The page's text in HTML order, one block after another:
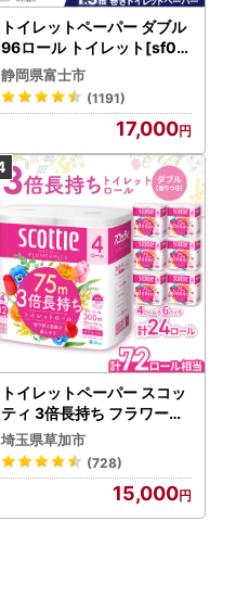
トイレットペーパー ダブル
96ロール トイレット[sf00
1-012]
静岡県富士市
(1191)
17,000
トイレットペーパー スコッ
ティ 3倍長持ち フラワーパ
ック 4ロール×6P
埼玉県草加市
(728)
15,000